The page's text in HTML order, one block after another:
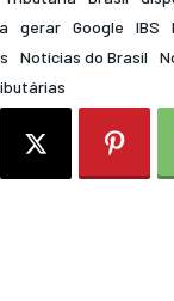
gerar Google IBS
Notícias do Brasil